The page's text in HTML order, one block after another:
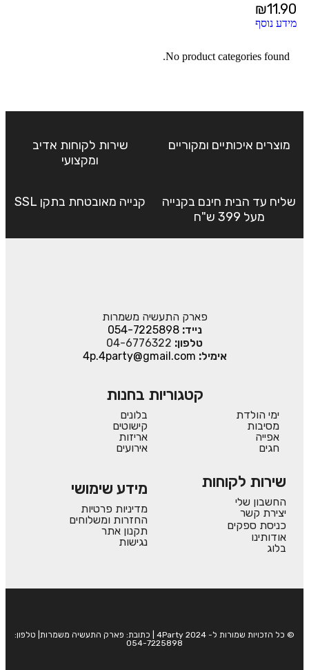
₪11.90
מידע נוסף
No product categories found.
מוצרים איכותיים ומקוריים
שירות לקוחות אדיב
ומקצועי
שליח עד הבית חינם בקנייה
מעל 399 ש"ח
קנייה מאובטחת בתקן SSL
פארק התעשיה משמרות
נייד:054-7225898
טלפון: 04-6776322
אימיל: 4p.4party@gmail.com
קטגוריות בחנות
ימי הולדת
מסיבות
אפייה
חגים
בלונים
קישוטים
אריזות
אירועים
שירות לקוחות
החשבון שלי
יצירת קשר
כניסת ספקים
אודותינו
בלוג
מידע שימושי
מדיניות פרטיות
החזרות ומשלוחים
תקנון אתר
נגישות
© כל הזכויות שמורות ל- 4Party 2024 | כתובת: פארק התעשיה משמרות| טלפון:
054-7225898